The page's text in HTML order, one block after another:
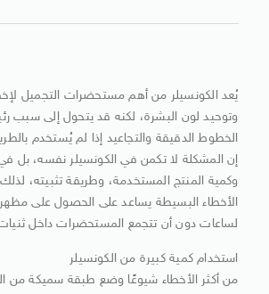
يُعد الكونسيلر من أهم مستحضرات التجميل
وتوحيد لون البشرة، لكنه قد يتحول إلى سبب
الخطوط الدقيقة والتجاعيد إذا لم يُستخدم
إن المشكلة لا تكمن في الكونسيلر نفسه، بل
وكمية المنتج المستخدمة، وطريقة تثبيته،
الأخطاء البسيطة يساعد على الحصول على
لساعات دون أن تتجمع المستحضرات داخل
استخدام كمية كبيرة من الكونسيلر
من أكثر الأخطاء شيوعًا وضع طبقة سميكة من